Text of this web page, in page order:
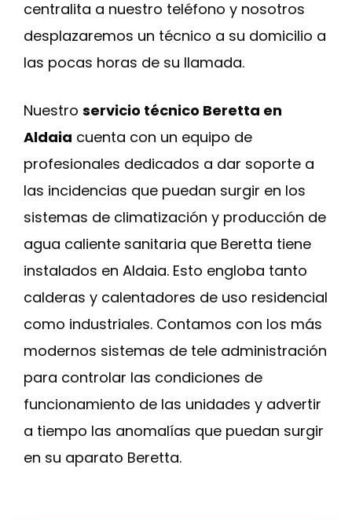
centralita a nuestro teléfono y nosotros
desplazaremos un técnico a su domicilio a
las pocas horas de su llamada.
Nuestro servicio técnico Beretta en
Aldaia cuenta con un equipo de
profesionales dedicados a dar soporte a
las incidencias que puedan surgir en los
sistemas de climatización y producción de
agua caliente sanitaria que Beretta tiene
instalados en Aldaia. Esto engloba tanto
calderas y calentadores de uso residencial
como industriales. Contamos con los más
modernos sistemas de tele administración
para controlar las condiciones de
funcionamiento de las unidades y advertir
a tiempo las anomalías que puedan surgir
en su aparato Beretta.